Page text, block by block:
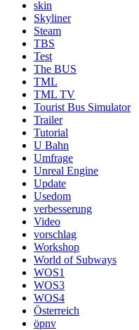
skin
Skyliner
Steam
TBS
Test
The BUS
TML
TML TV
Tourist Bus Simulator
Trailer
Tutorial
U Bahn
Umfrage
Unreal Engine
Update
Usedom
verbesserung
Video
vorschlag
Workshop
World of Subways
WOS1
WOS3
WOS4
Österreich
öpnv